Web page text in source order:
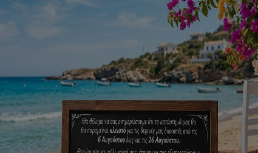
Παραλαβή- Παράδοση Κατ'οικον
Φίλτρα Ιονιστή Delonghi DAP700
Κωδικός : 5537000900
Διαθεσιμότητα :
Παράδοση Σε 1-3 Ημέρες